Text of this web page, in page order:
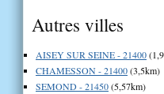
Autres villes
AISEY SUR SEINE - 21400
CHAMESSON - 21400(3,5km)
SEMOND - 21450(5,57km)